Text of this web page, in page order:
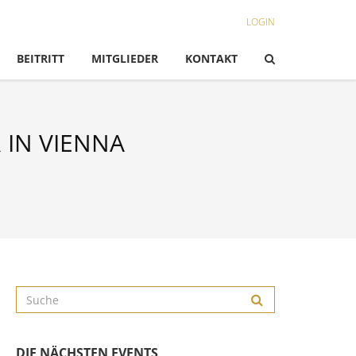
LOGIN
BEITRITT MITGLIEDER KONTAKT
IN VIENNA